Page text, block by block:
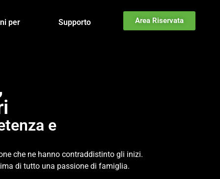
per Supporto Area Riservata
e
che ne hanno contraddistinto gli inizi.
di tutto una passione di famiglia.